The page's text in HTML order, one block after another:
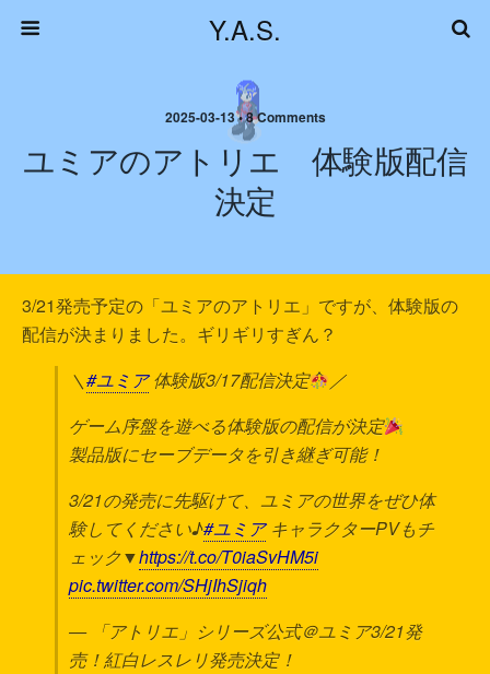
Y.A.S.
2025-03-13 • 8 Comments
ユミアのアトリエ 体験版配信
決定
3/21発売予定の「ユミアのアトリエ」ですが、体験版の
配信が決まりました。ギリギリすぎん？
＼#ユミア体験版3/17配信決定
／
ゲーム序盤を遊べる体験版の配信が決定
製品版にセーブデータを引き継ぎ可能！
3/21の発売に先駆けて、ユミアの世界をぜひ体
験してください♪#ユミアキャラクターPVもチ
ェック▼https://t.co/T0iaSvHM5i
pic.twitter.com/SHjIhSjiqh
— 「アトリエ」シリーズ公式＠ユミア3/21発
売！紅白レスレリ発売決定！